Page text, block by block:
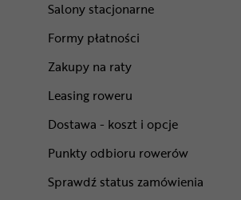
Salony stacjonarne
Formy płatności
Zakupy na raty
Leasing roweru
Dostawa - koszt i opcje
Punkty odbioru rowerów
Sprawdź status zamówienia